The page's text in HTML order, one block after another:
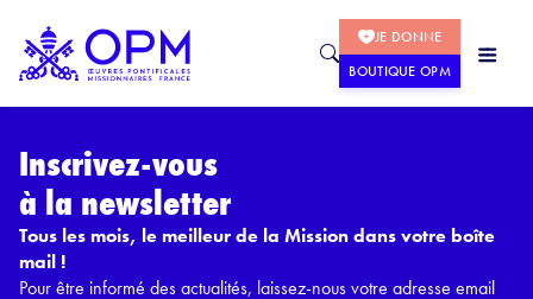
JE DONNE
BOUTIQUE OPM
Inscrivez-vous
à la newsletter
Tous les mois, le meilleur de la Mission dans votre boîte
mail !
Pour être informé des actualités, laissez-nous votre adresse email